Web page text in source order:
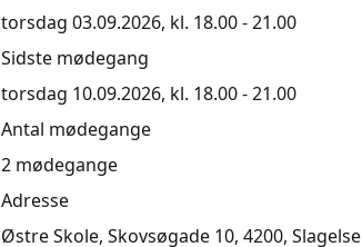
torsdag 03.09.2026, kl. 18.00 - 21.00
Sidste mødegang
torsdag 10.09.2026, kl. 18.00 - 21.00
Antal mødegange
2 mødegange
Adresse
Østre Skole, Skovsøgade 10, 4200, Slagelse